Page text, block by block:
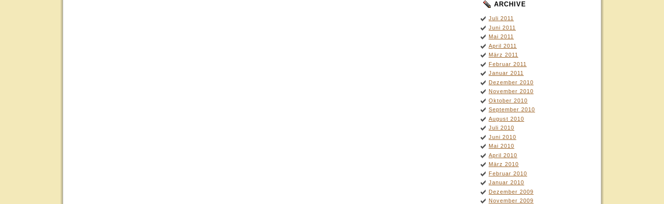
ARCHIVE
Juli 2011
Juni 2011
Mai 2011
April 2011
März 2011
Februar 2011
Januar 2011
Dezember 2010
November 2010
Oktober 2010
September 2010
August 2010
Juli 2010
Juni 2010
Mai 2010
April 2010
März 2010
Februar 2010
Januar 2010
Dezember 2009
November 2009